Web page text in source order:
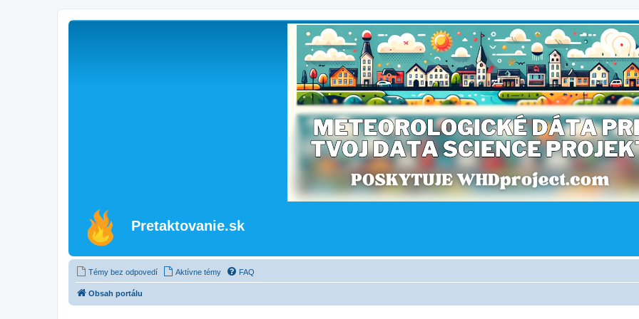
Pretaktovanie.sk
Témy bez odpovedí Aktívne témy FAQ
Obsah portálu